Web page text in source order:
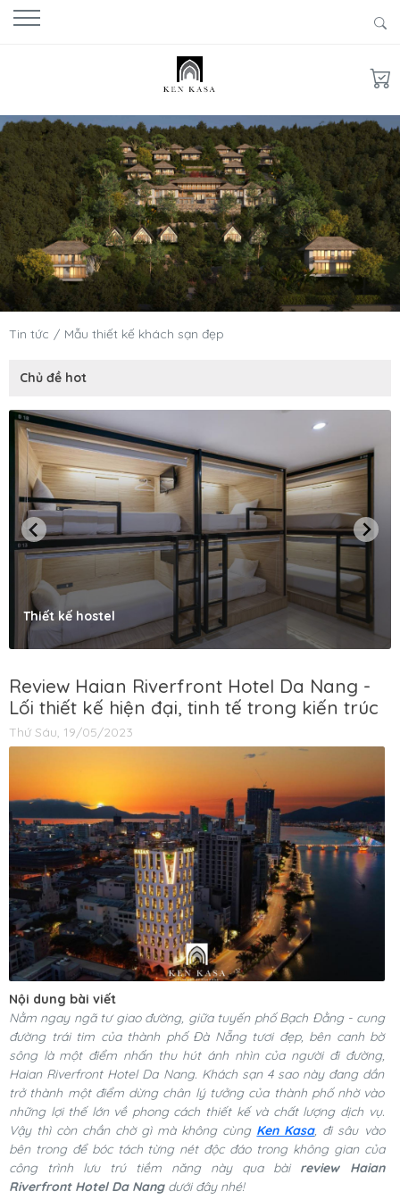
Tin tức Mẫu thiết kế khách sạn đẹp
Chủ đề hot
Thiết kế hostel
Review Haian Riverfront Hotel Da Nang -
Lối thiết kế hiện đại, tinh tế trong kiến trúc
Thứ Sáu, 19/05/2023
Nội dung bài viết
Nằm ngay ngã tư giao đường, giữa tuyến phố Bạch Đằng - cung
đường trái tim của thành phố Đà Nẵng tươi đẹp, bên canh bờ
sông là một điểm nhấn thu hút ánh nhìn của người đi đường,
Haian Riverfront Hotel Da Nang. Khách sạn 4 sao này đang dần
trở thành một điểm dừng chân lý tưởng của thành phố nhờ vào
những lợi thế lớn về phong cách thiết kế và chất lượng dịch vụ.
Vậy thì còn chần chờ gì mà không cùng Ken Kasa, đi sâu vào
bên trong để bóc tách từng nét độc đáo trong không gian của
công trình lưu trú tiềm năng này qua bài review Haian
Riverfront Hotel Da Nangdưới đây nhé!